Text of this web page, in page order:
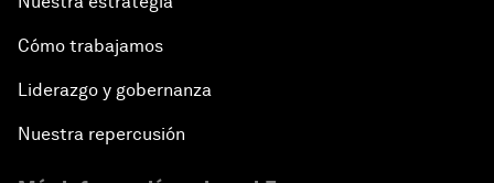
Cómo trabajamos
Liderazgo y gobernanza
Nuestra repercusión